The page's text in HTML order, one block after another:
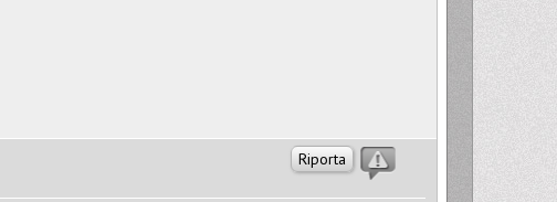
Riporta